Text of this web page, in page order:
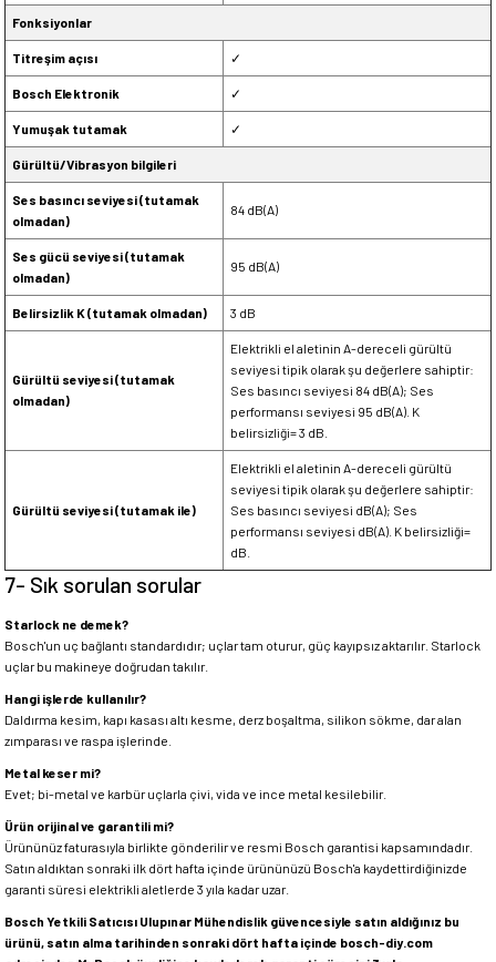
Fonksiyonlar
Titreşim açısı ✓
Bosch Elektronik ✓
Yumuşak tutamak ✓
Gürültü/Vibrasyon bilgileri
Ses basıncı seviyesi (tutamak
olmadan)
84 dB(A)
Ses gücü seviyesi (tutamak
olmadan)
95 dB(A)
Belirsizlik K (tutamak olmadan) 3 dB
Gürültü seviyesi (tutamak
olmadan)
Elektrikli el aletinin A-dereceli gürültü
seviyesi tipik olarak şu değerlere sahiptir:
Ses basıncı seviyesi 84 dB(A); Ses
performansı seviyesi 95 dB(A). K
belirsizliği= 3 dB.
Gürültü seviyesi (tutamak ile)
Elektrikli el aletinin A-dereceli gürültü
seviyesi tipik olarak şu değerlere sahiptir:
Ses basıncı seviyesi dB(A); Ses
performansı seviyesi dB(A). K belirsizliği=
dB.
7- Sık sorulan sorular
Starlock ne demek?
Bosch'un uç bağlantı standardıdır; uçlar tam oturur, güç kayıpsız aktarılır. Starlock
uçlar bu makineye doğrudan takılır.
Hangi işlerde kullanılır?
Daldırma kesim, kapı kasası altı kesme, derz boşaltma, silikon sökme, dar alan
zımparası ve raspa işlerinde.
Metal keser mi?
Evet; bi-metal ve karbür uçlarla çivi, vida ve ince metal kesilebilir.
Ürün orijinal ve garantili mi?
Ürününüz faturasıyla birlikte gönderilir ve resmi Bosch garantisi kapsamındadır.
Satın aldıktan sonraki ilk dört hafta içinde ürününüzü Bosch'a kaydettirdiğinizde
garanti süresi elektrikli aletlerde 3 yıla kadar uzar.
Bosch Yetkili Satıcısı Ulupınar Mühendislik güvencesiyle satın aldığınız bu
ürünü, satın alma tarihinden sonraki dört hafta içinde bosch-diy.com